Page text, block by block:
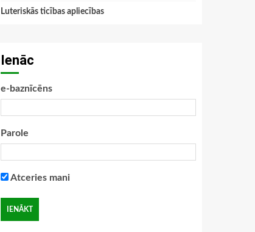
Luteriskās ticības apliecības
Ienāc
e-baznīcēns
Parole
Atceries mani